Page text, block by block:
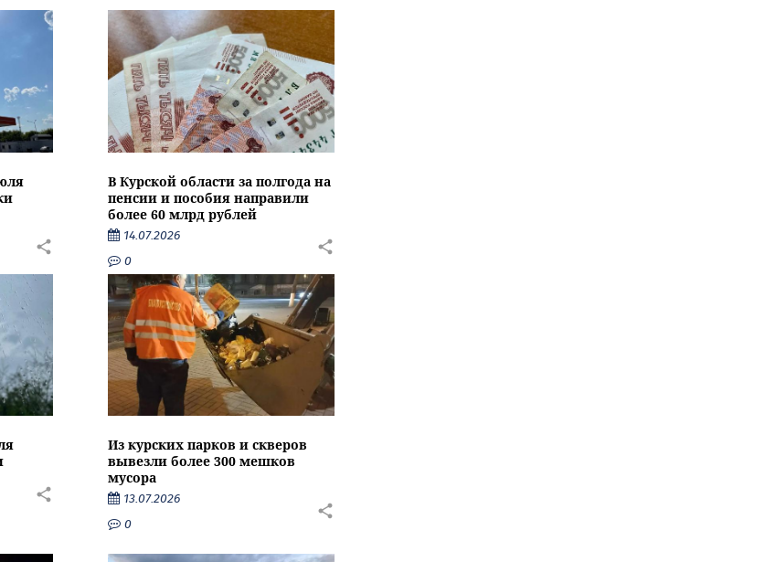
В Курской области за полгода на
пенсии и пособия направили
более 60 млрд рублей
14.07.2026
0
Из курских парков и скверов
вывезли более 300 мешков
мусора
13.07.2026
0